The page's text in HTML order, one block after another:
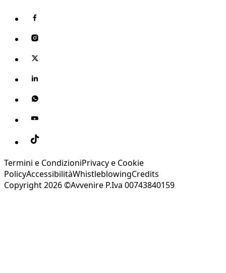
Termini e CondizioniPrivacy e Cookie
PolicyAccessibilitàWhistleblowingCredits
Copyright 2026 ©Avvenire P.Iva 00743840159